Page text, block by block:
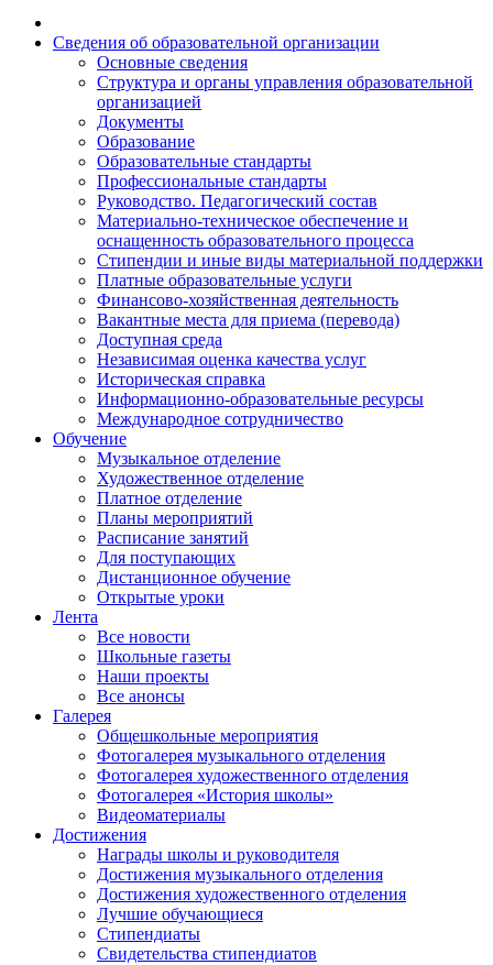
Сведения об образовательной организации
Основные сведения
Структура и органы управления образовательной
организацией
Документы
Образование
Образовательные стандарты
Профессиональные стандарты
Руководство. Педагогический состав
Материально-техническое обеспечение и
оснащенность образовательного процесса
Стипендии и иные виды материальной поддержки
Платные образовательные услуги
Финансово-хозяйственная деятельность
Вакантные места для приема (перевода)
Доступная среда
Независимая оценка качества услуг
Историческая справка
Информационно-образовательные ресурсы
Международное сотрудничество
Обучение
Музыкальное отделение
Художественное отделение
Платное отделение
Планы мероприятий
Расписание занятий
Для поступающих
Дистанционное обучение
Открытые уроки
Лента
Все новости
Школьные газеты
Наши проекты
Все анонсы
Галерея
Общешкольные мероприятия
Фотогалерея музыкального отделения
Фотогалерея художественного отделения
Фотогалерея «История школы»
Видеоматериалы
Достижения
Награды школы и руководителя
Достижения музыкального отделения
Достижения художественного отделения
Лучшие обучающиеся
Стипендиаты
Свидетельства стипендиатов